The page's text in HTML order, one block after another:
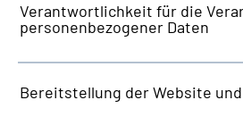
Verantwortlichkeit für die
personenbezogener Daten
Bereitstellung derWebsite und